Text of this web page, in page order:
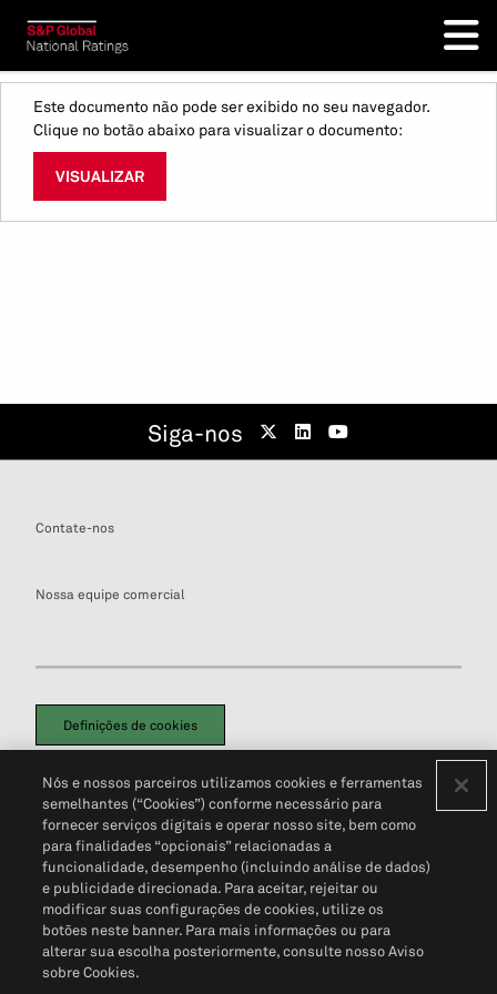
Este documento não pode ser exibido no seu navegador.
Clique no botão abaixo para visualizar o documento:
VISUALIZAR
Siga-nos
Contate-nos
Nossa equipe comercial
Definições de cookies
Política de PrivacidadePortal de privacidade do cliente (em inglês)
Não Venda Minhas Informações Pessoais© 2026 S&P Global
Nós e nossos parceiros utilizamos cookies e ferramentas
semelhantes (“Cookies”) conforme necessário para
fornecer serviços digitais e operar nosso site, bem como
para finalidades “opcionais” relacionadas a
funcionalidade, desempenho (incluindo análise de dados)
e publicidade direcionada. Para aceitar, rejeitar ou
modificar suas configurações de cookies, utilize os
botões neste banner. Para mais informações ou para
alterar sua escolha posteriormente, consulte nosso Aviso
sobre Cookies.